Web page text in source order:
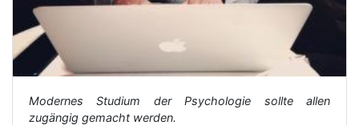
Modernes Studium der Psychologie sollte allen
zugängig gemacht werden.